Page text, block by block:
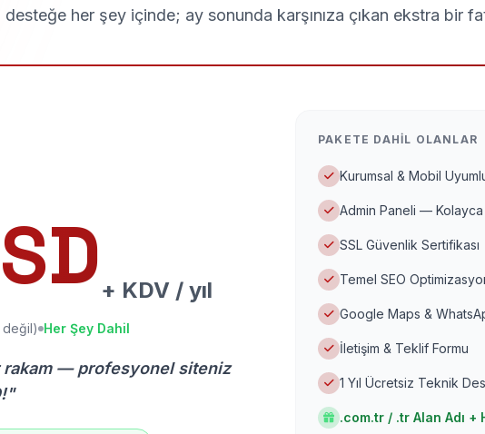
desteğe her şey içinde; ay sonunda karşınıza çıkan ekstra bir
+ KDV / yıl
değil) Her Şey Dahil
rakam — profesyonel siteniz
PAKETE DAHIL OLANLAR
Kurumsal & Mobil
Admin Paneli —
SSL Güvenlik Sertifikası
Temel SEO
Google Maps &
İletişim & Teklif Formu
1 Yıl Ücretsiz Teknik
.com.tr / .tr Alan Adı +